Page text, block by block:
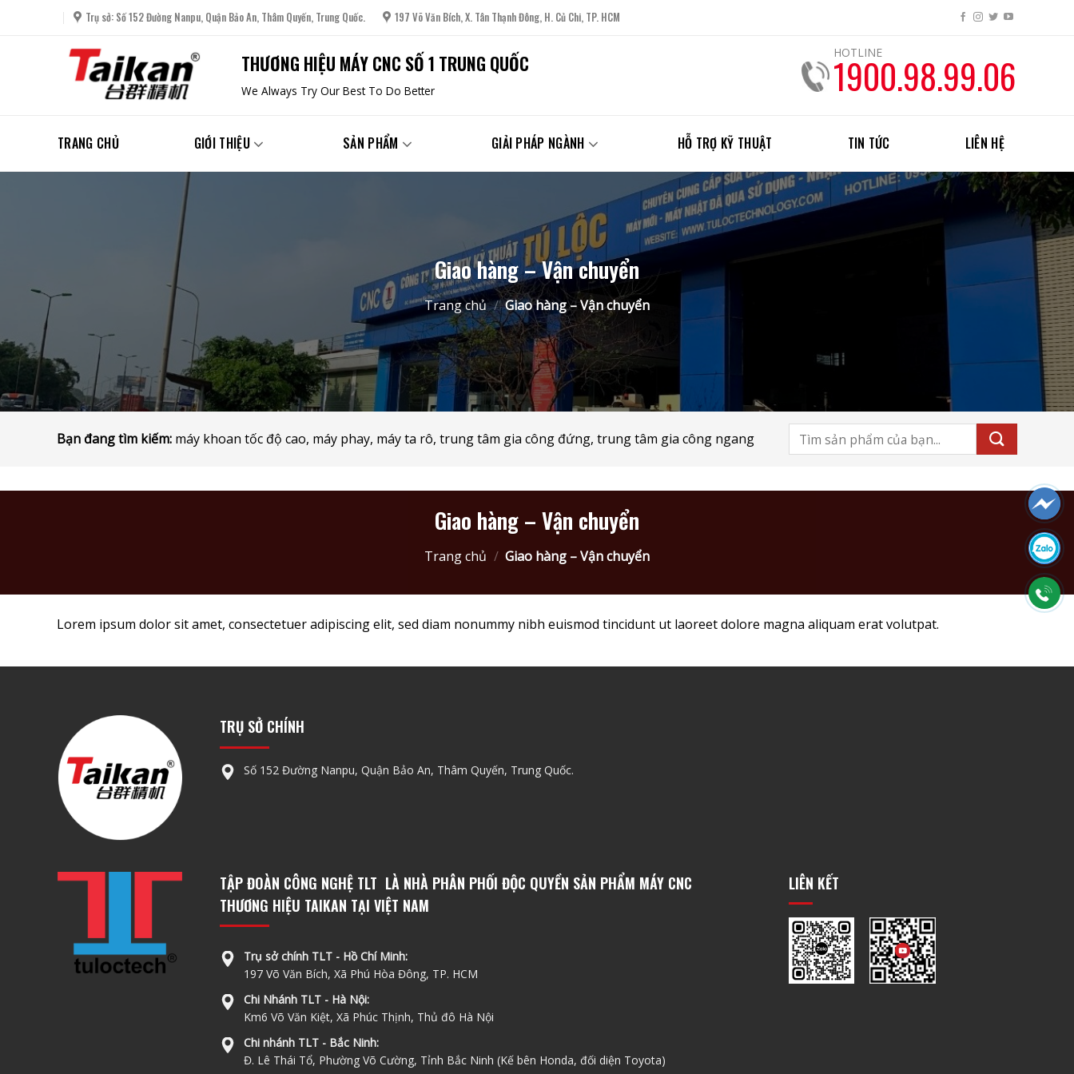
Trụ sở: Số 152 Đường Nanpu, Quận Bảo An, Thâm Quyến, Trung Quốc. 197 Võ Văn Bích, X. Tân Thạnh Đông, H. Củ Chi, TP. HCM
THƯƠNG HIỆU MÁY CNC SỐ 1 TRUNG QUỐC
We Always Try Our Best To Do Better
HOTLINE
1900.98.99.06
TRANG CHỦ GIỚI THIỆU SẢN PHẨM GIẢI PHÁP NGÀNH HỖ TRỢ KỸ THUẬT TIN TỨC LIÊN HỆ
Giao hàng – Vận chuyển
Trang chủ / Giao hàng – Vận chuyển
Bạn đang tìm kiếm: máy khoan tốc độ cao, máy phay, máy ta rô, trung tâm gia công đứng, trung tâm gia công ngang
Tìm
kiếm:
Giao hàng – Vận chuyển
Trang chủ / Giao hàng – Vận chuyển
Lorem ipsum dolor sit amet, consectetuer adipiscing elit, sed diam nonummy nibh euismod tincidunt ut laoreet dolore magna aliquam erat volutpat.
TRỤ SỞ CHÍNH
Số 152 Đường Nanpu, Quận Bảo An, Thâm Quyến, Trung Quốc.
TẬP ĐOÀN CÔNG NGHỆ TLT LÀ NHÀ PHÂN PHỐI ĐỘC QUYỀN SẢN PHẨM MÁY CNC
THƯƠNG HIỆU TAIKAN TẠI VIỆT NAM
Trụ sở chính TLT - Hồ Chí Minh:
197 Võ Văn Bích, Xã Phú Hòa Đông, TP. HCM
Chi Nhánh TLT - Hà Nội:
Km6 Võ Văn Kiệt, Xã Phúc Thịnh, Thủ đô Hà Nội
Chi nhánh TLT - Bắc Ninh:
Đ. Lê Thái Tổ, Phường Võ Cường, Tỉnh Bắc Ninh (Kế bên Honda, đối diện Toyota)
LIÊN KẾT